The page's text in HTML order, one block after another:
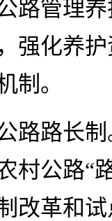
路管理
强化养
制。
路路长
村公路“
改革和